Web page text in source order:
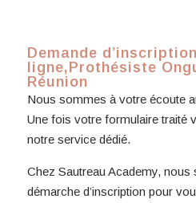
Demande
ligne,Prothésiste
Réunion
Nous sommes à votre écoute
Une fois votre formulaire traité
notre service dédié.
Chez Sautreau Academy,
démarche d’inscription pour